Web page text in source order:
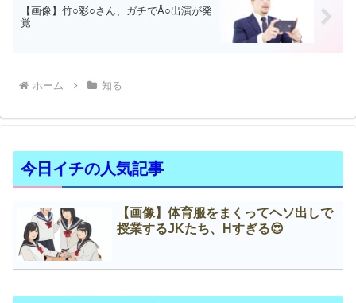
【画像】竹○彩○さん、ガチでÅ○出演が発
覚
ホーム 知る
今日イチの人気記事
【画像】体育服をまくってヘソ出しで
授業するJKたち、Нすぎる😍